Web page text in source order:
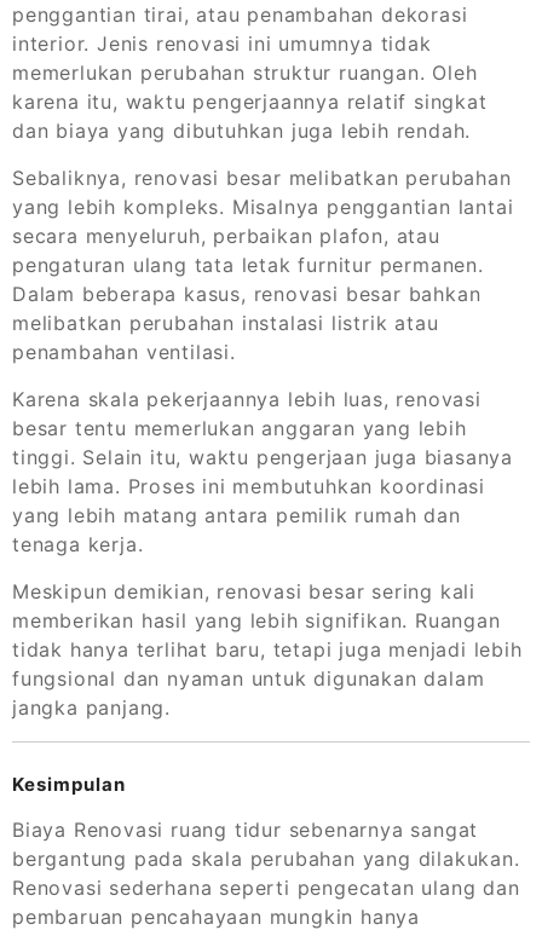
penggantian tirai, atau penambahan dekorasi
interior. Jenis renovasi ini umumnya tidak
memerlukan perubahan struktur ruangan. Oleh
karena itu, waktu pengerjaannya relatif singkat
dan biaya yang dibutuhkan juga lebih rendah.
Sebaliknya, renovasi besar melibatkan perubahan
yang lebih kompleks. Misalnya penggantian lantai
secara menyeluruh, perbaikan plafon, atau
pengaturan ulang tata letak furnitur permanen.
Dalam beberapa kasus, renovasi besar bahkan
melibatkan perubahan instalasi listrik atau
penambahan ventilasi.
Karena skala pekerjaannya lebih luas, renovasi
besar tentu memerlukan anggaran yang lebih
tinggi. Selain itu, waktu pengerjaan juga biasanya
lebih lama. Proses ini membutuhkan koordinasi
yang lebih matang antara pemilik rumah dan
tenaga kerja.
Meskipun demikian, renovasi besar sering kali
memberikan hasil yang lebih signifikan. Ruangan
tidak hanya terlihat baru, tetapi juga menjadi lebih
fungsional dan nyaman untuk digunakan dalam
jangka panjang.
Kesimpulan
Biaya Renovasi ruang tidur sebenarnya sangat
bergantung pada skala perubahan yang dilakukan.
Renovasi sederhana seperti pengecatan ulang dan
pembaruan pencahayaan mungkin hanya